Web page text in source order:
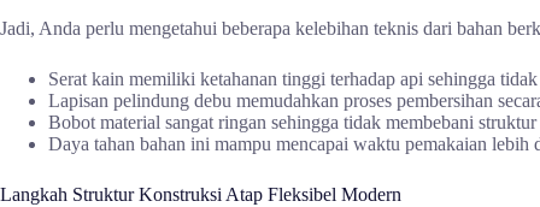
Jadi, Anda perlu mengetahui beberapa kelebihan teknis dari bahan
Serat kain memiliki ketahanan tinggi terhadap api sehingga
Lapisan pelindung debu memudahkan proses pembersihan
Bobot material sangat ringan sehingga tidak membebani
Daya tahan bahan ini mampu mencapai waktu pemakaian lebih
Langkah Struktur Konstruksi Atap Fleksibel Modern